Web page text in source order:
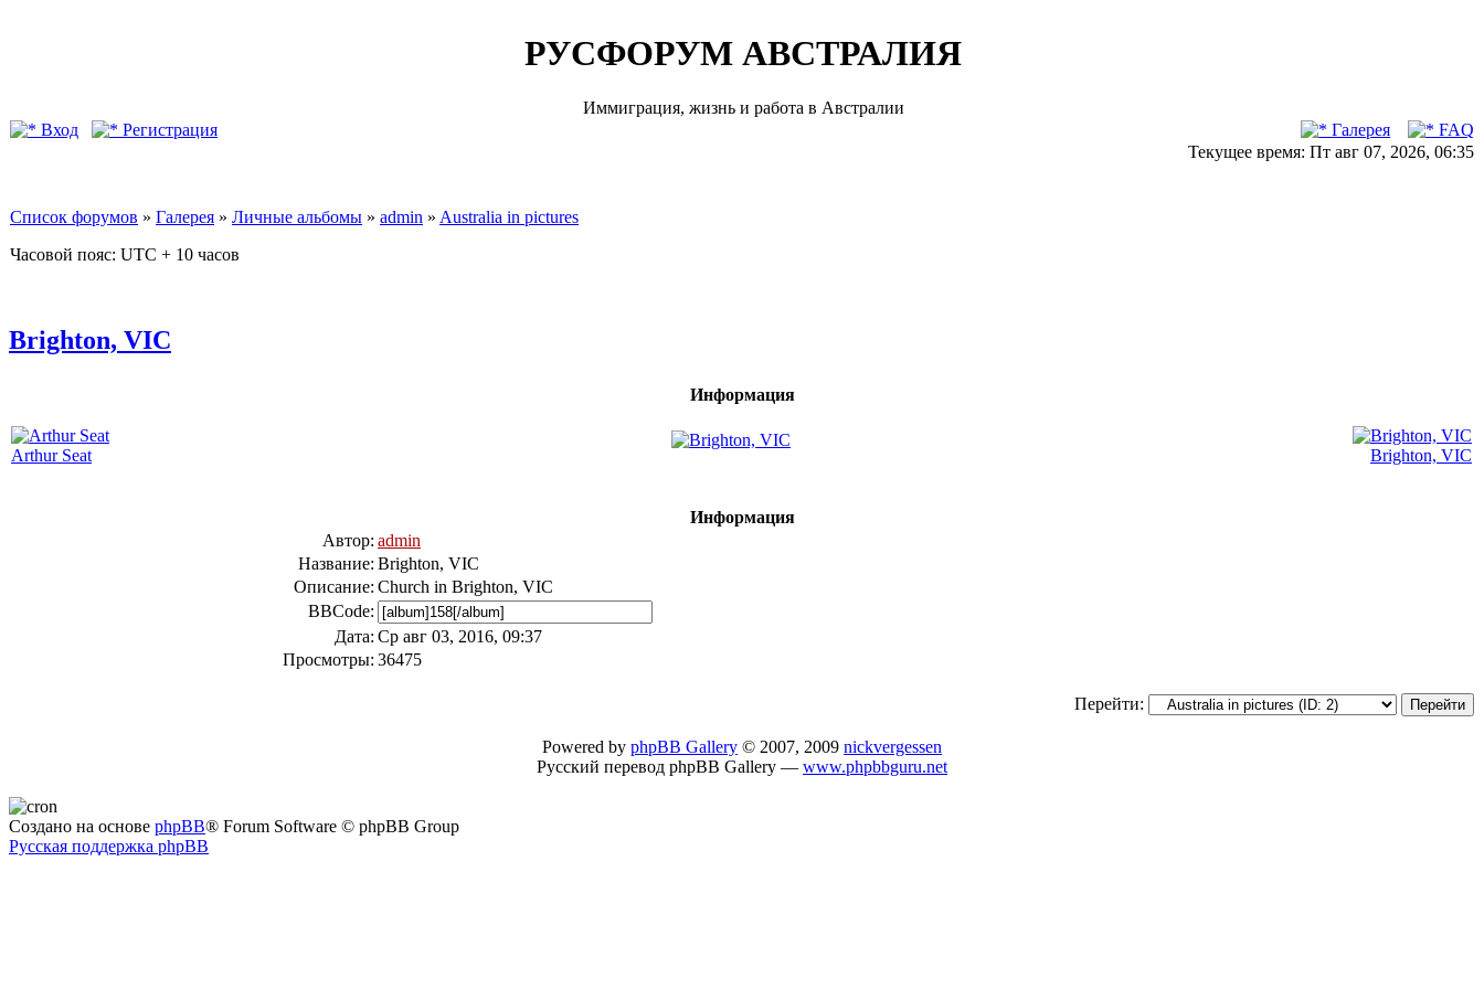
РУСФОРУМ АВСТРАЛИЯ
Иммиграция, жизнь и работа в Австралии
Вход
Регистрация Галерея
FAQ
Текущее время: Пт авг 07, 2026, 06:35
Список форумов » Галерея » Личные альбомы » admin » Australia in pictures
Часовой пояс: UTC + 10 часов
Brighton, VIC
Информация
Arthur Seat Brighton, VIC
Информация
Автор: admin
Название: Brighton, VIC
Описание: Church in Brighton, VIC
BBCode:
Дата: Ср авг 03, 2016, 09:37
Просмотры: 36475
Перейти:
Powered by phpBB Gallery © 2007, 2009 nickvergessen
Русский перевод phpBB Gallery — www.phpbbguru.net
Создано на основе phpBB® Forum Software © phpBB Group
Русская поддержка phpBB